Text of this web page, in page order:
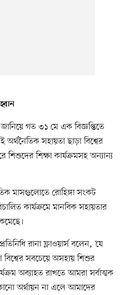
গত ৩১ মে এক বিজ্ঞপ্তিতে
সহায়তা ছাড়া বিশ্বের
শিশুদের শিক্ষা কার্যক্রমসহ অন্যান্য
মাসগুলোতে রোহিঙ্গা সংকট
কার্যক্রমে মানবিক সহায়তার
রানা ফ্লাওয়ার্স বলেন, ‘যে
সবচেয়ে অসহায় শিশুর
অব্যাহত রাখতে আমরা সর্বাত্মক
অর্থায়ন না এলে আমাদের